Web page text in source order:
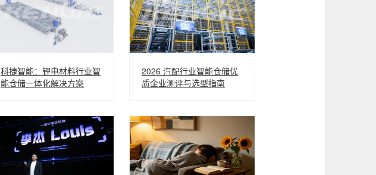
科捷智能：锂电材料行业智
能仓储一体化解决方案
2026 汽配行业智能仓储优
质企业测评与选型指南